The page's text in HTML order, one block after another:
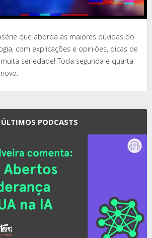
que aborda as maiores dúvidas do
com explicações e opiniões, dicas de
seriedade! Toda segunda e quarta
ÚLTIMOS PODCASTS